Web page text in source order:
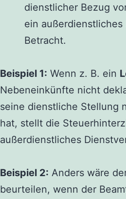
dienstlicher Bezug
ein
Betracht.
Beispiel 1: Wenn z. B. ein
Nebeneinkünfte nicht
seine dienstliche Stellung
hat, stellt die
außerdienstliches
Beispiel 2: Anders wäre
beurteilen, wenn der